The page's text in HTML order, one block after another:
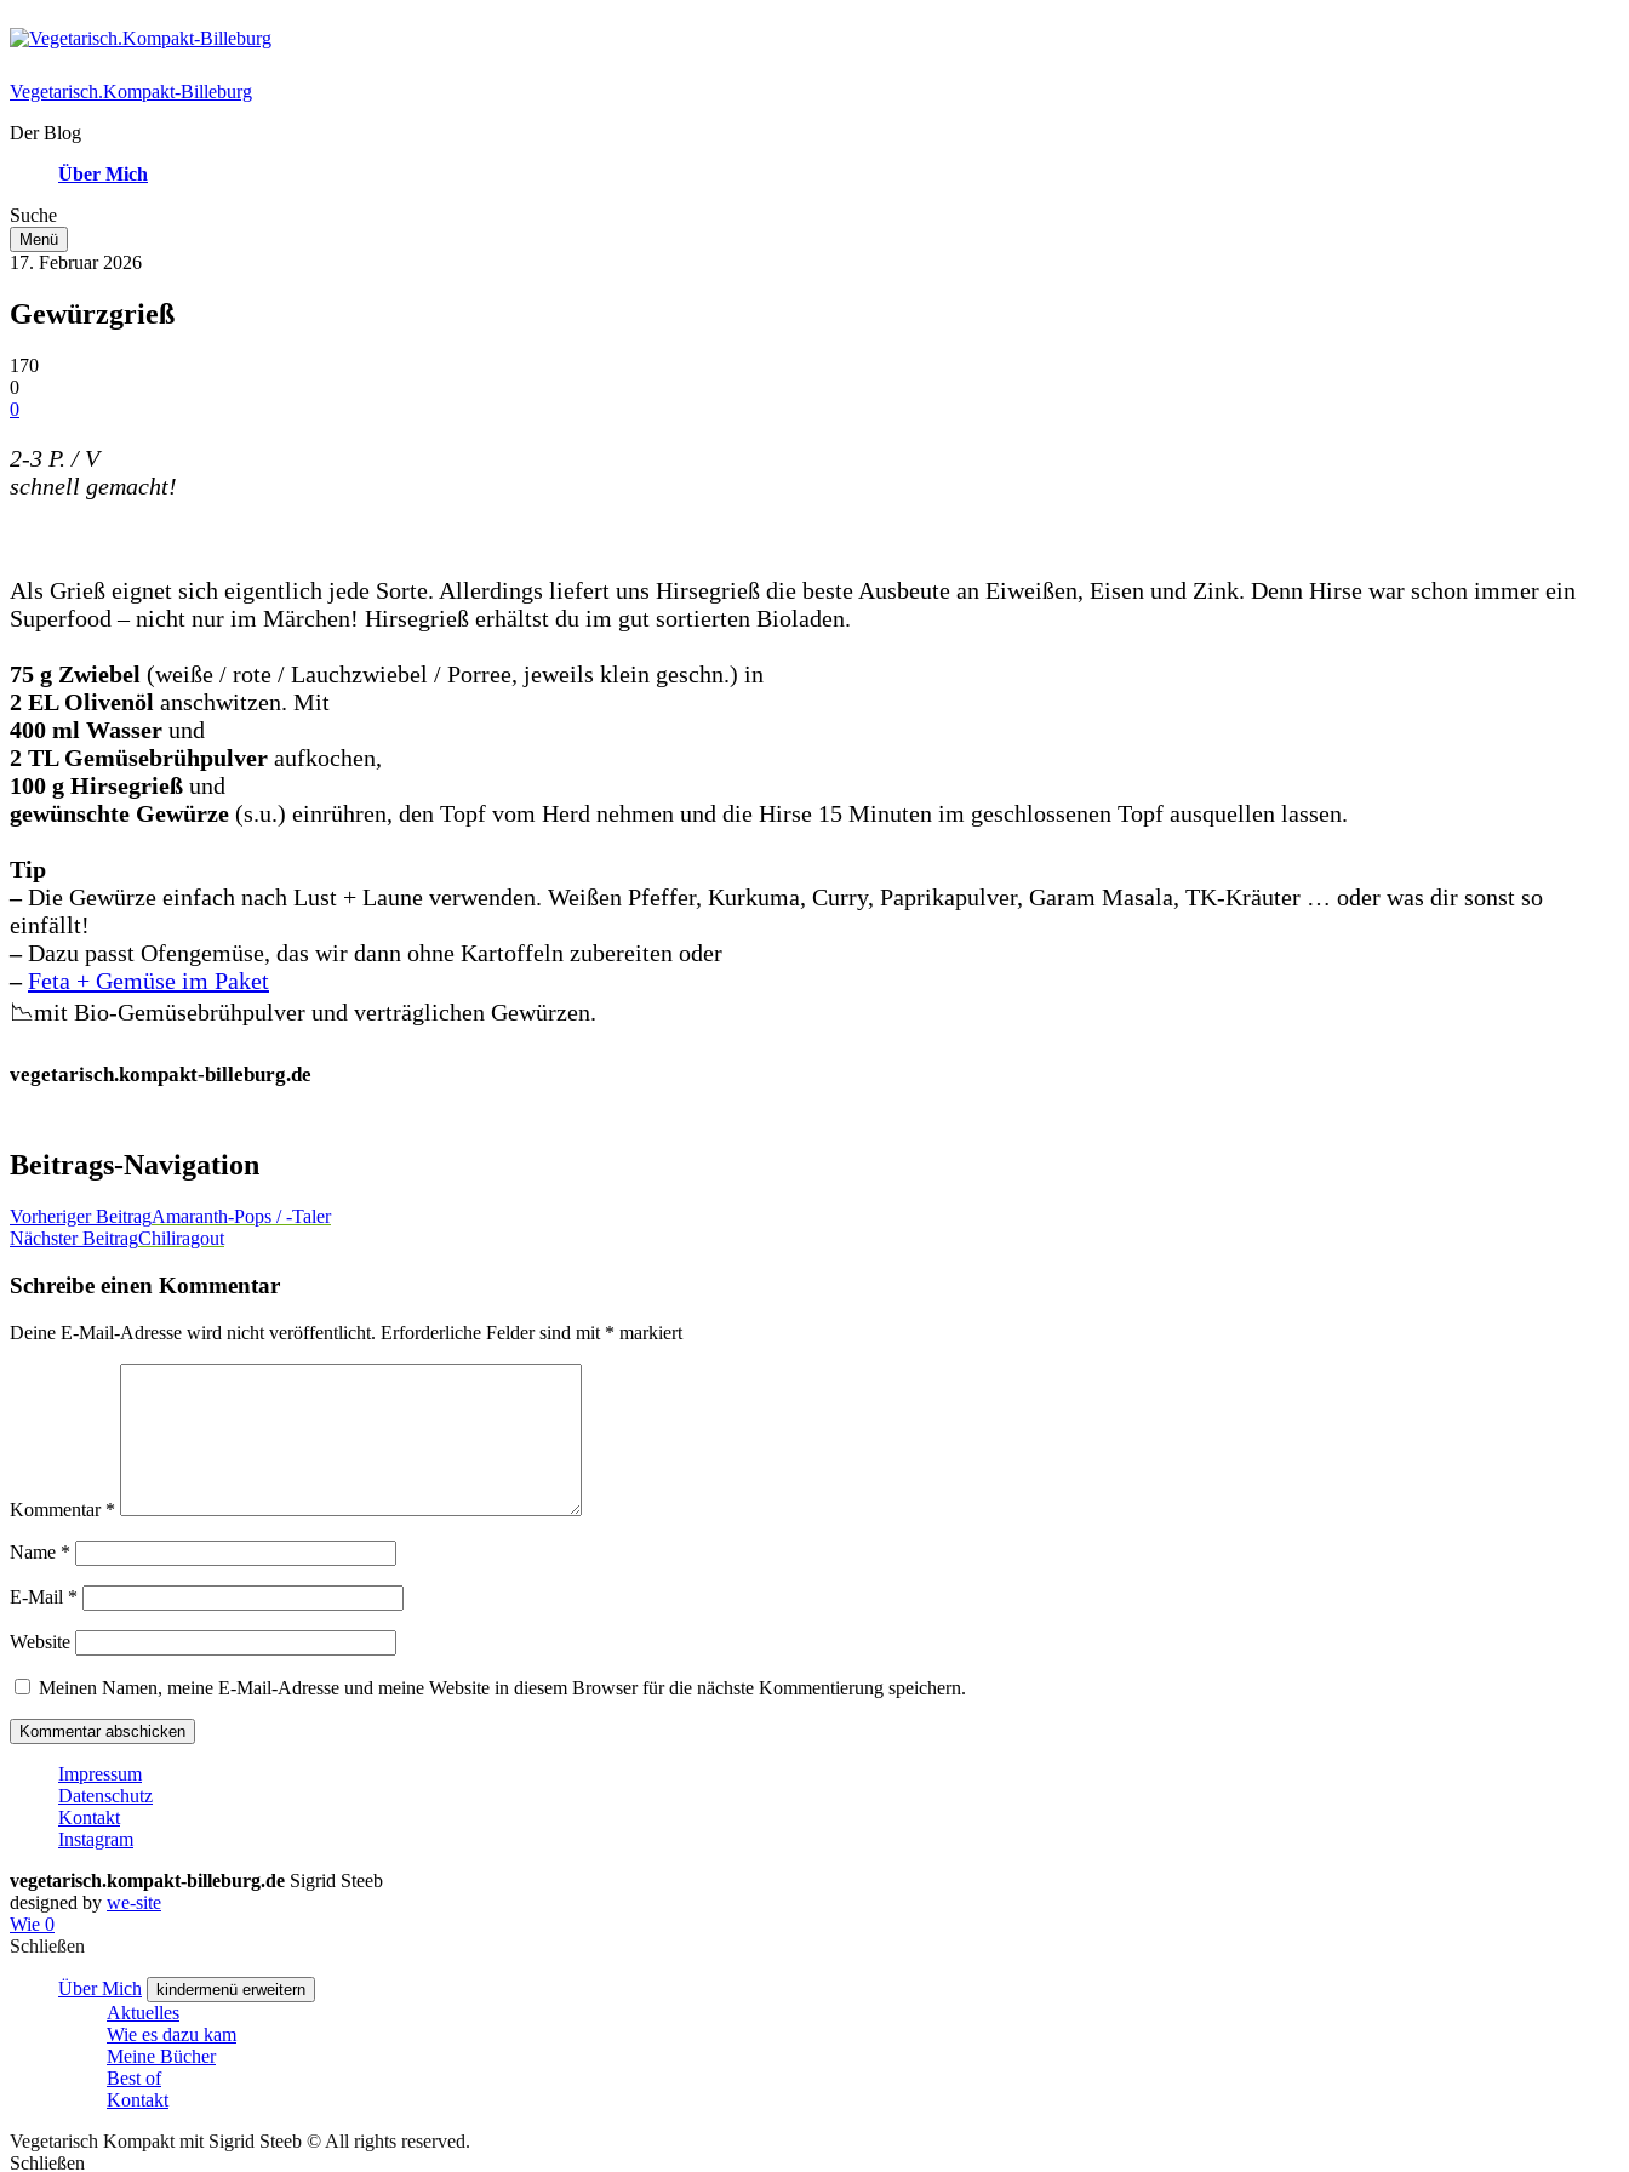
Vegetarisch.Kompakt-Billeburg
Der Blog
Über Mich
Suche
Menü
17. Februar 2026
Gewürzgrieß
170
0
0
2-3 P. / V
schnell gemacht!
Als Grieß eignet sich eigentlich jede Sorte. Allerdings liefert uns Hirsegrieß die beste Ausbeute an Eiweißen, Eisen und Zink. Denn Hirse war schon immer ein
Superfood – nicht nur im Märchen! Hirsegrieß erhältst du im gut sortierten Bioladen.
75 g Zwiebel (weiße / rote / Lauchzwiebel / Porree, jeweils klein geschn.) in
2 EL Olivenöl anschwitzen. Mit
400 ml Wasser und
2 TL Gemüsebrühpulver aufkochen,
100 g Hirsegrieß und
gewünschte Gewürze (s.u.) einrühren, den Topf vom Herd nehmen und die Hirse 15 Minuten im geschlossenen Topf ausquellen lassen.
Tip
–Die Gewürze einfach nach Lust + Laune verwenden. Weißen Pfeffer, Kurkuma, Curry, Paprikapulver, Garam Masala, TK-Kräuter … oder was dir sonst so
einfällt!
–Dazu passt Ofengemüse, das wir dann ohne Kartoffeln zubereiten oder
– Feta + Gemüse im Paket
📉mit Bio-Gemüsebrühpulver und verträglichen Gewürzen.
vegetarisch.kompakt-billeburg.de
Beitrags-Navigation
Vorheriger BeitragAmaranth-Pops / -Taler
Nächster BeitragChiliragout
Schreibe einen Kommentar
Deine E-Mail-Adresse wird nicht veröffentlicht. Erforderliche Felder sind mit * markiert
Kommentar *
Name *
E-Mail *
Website
Meinen Namen, meine E-Mail-Adresse und meine Website in diesem Browser für die nächste Kommentierung speichern.
Impressum
Datenschutz
Kontakt
Instagram
vegetarisch.kompakt-billeburg.de Sigrid Steeb
designed by we-site
Wie 0
Schließen
Über Mich kindermenü erweitern
Aktuelles
Wie es dazu kam
Meine Bücher
Best of
Kontakt
Vegetarisch Kompakt mit Sigrid Steeb © All rights reserved.
Schließen